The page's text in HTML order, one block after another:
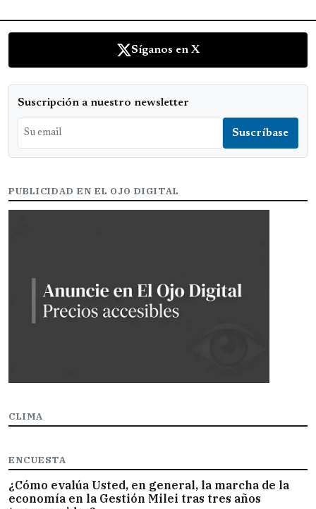
Síganos en X
Suscripción a nuestro newsletter
PUBLICIDAD EN EL OJO DIGITAL
CLIMA
ENCUESTA
¿Cómo evalúa Usted, en general, la marcha de la
economía en la Gestión Milei tras tres años